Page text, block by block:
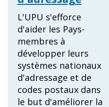
L'UPU s'efforce
d'aider les Pays-
membres à
développer leurs
systèmes nationaux
d'adressage et de
codes postaux dans
le but d'améliorer la